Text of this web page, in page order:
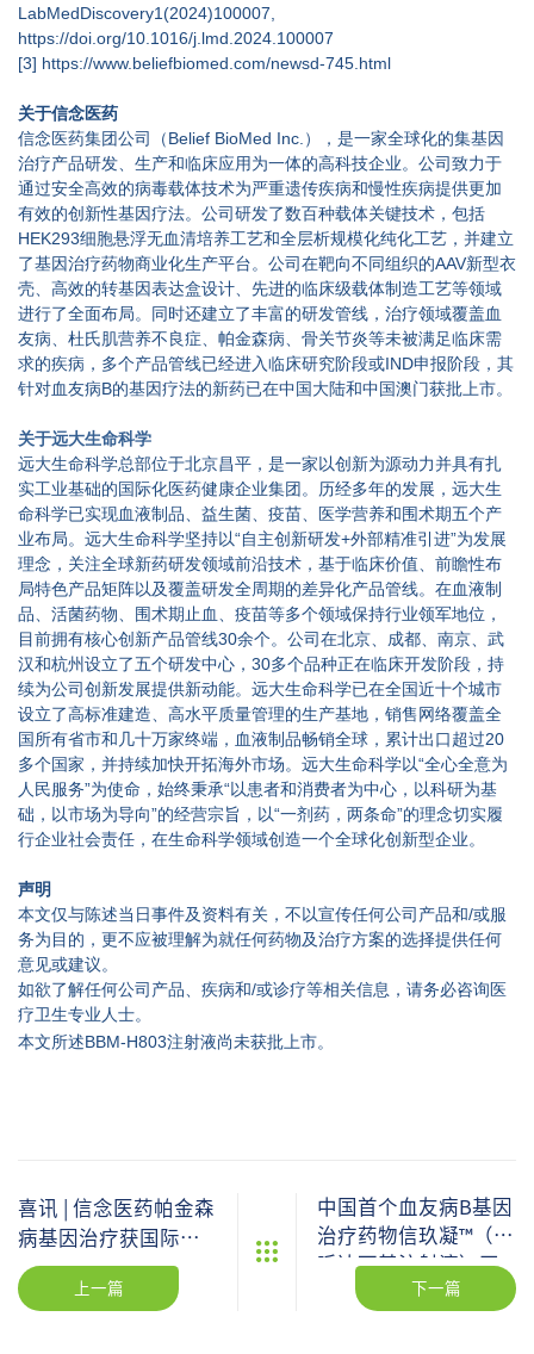
LabMedDiscovery1(2024)100007,
https://doi.org/10.1016/j.lmd.2024.100007
[3] https://www.beliefbiomed.com/newsd-745.html
关于信念医药
信念医药集团公司（Belief BioMed Inc.），是一家全球化的集基因
治疗产品研发、生产和临床应用为一体的高科技企业。公司致力于
通过安全高效的病毒载体技术为严重遗传疾病和慢性疾病提供更加
有效的创新性基因疗法。公司研发了数百种载体关键技术，包括
HEK293细胞悬浮无血清培养工艺和全层析规模化纯化工艺，并建立
了基因治疗药物商业化生产平台。公司在靶向不同组织的AAV新型衣
壳、高效的转基因表达盒设计、先进的临床级载体制造工艺等领域
进行了全面布局。同时还建立了丰富的研发管线，治疗领域覆盖血
友病、杜氏肌营养不良症、帕金森病、骨关节炎等未被满足临床需
求的疾病，多个产品管线已经进入临床研究阶段或IND申报阶段，其
针对血友病B的基因疗法的新药已在中国大陆和中国澳门获批上市。
关于远大生命科学
远大生命科学总部位于北京昌平，是一家以创新为源动力并具有扎
实工业基础的国际化医药健康企业集团。历经多年的发展，远大生
命科学已实现血液制品、益生菌、疫苗、医学营养和围术期五个产
业布局。远大生命科学坚持以“自主创新研发+外部精准引进”为发展
理念，关注全球新药研发领域前沿技术，基于临床价值、前瞻性布
局特色产品矩阵以及覆盖研发全周期的差异化产品管线。在血液制
品、活菌药物、围术期止血、疫苗等多个领域保持行业领军地位，
目前拥有核心创新产品管线30余个。公司在北京、成都、南京、武
汉和杭州设立了五个研发中心，30多个品种正在临床开发阶段，持
续为公司创新发展提供新动能。远大生命科学已在全国近十个城市
设立了高标准建造、高水平质量管理的生产基地，销售网络覆盖全
国所有省市和几十万家终端，血液制品畅销全球，累计出口超过20
多个国家，并持续加快开拓海外市场。远大生命科学以“全心全意为
人民服务”为使命，始终秉承“以患者和消费者为中心，以科研为基
础，以市场为导向”的经营宗旨，以“一剂药，两条命”的理念切实履
行企业社会责任，在生命科学领域创造一个全球化创新型企业。
声明
本文仅与陈述当日事件及资料有关，不以宣传任何公司产品和/或服
务为目的，更不应被理解为就任何药物及治疗方案的选择提供任何
意见或建议。
如欲了解任何公司产品、疾病和/或诊疗等相关信息，请务必咨询医
疗卫生专业人士。
本文所述BBM-H803注射液尚未获批上市。
喜讯 | 信念医药帕金森
病基因治疗获国际认
可！BBM-P002临床研
究论文在《Nature
上一篇
中国首个血友病B基因
治疗药物信玖凝™（波
哌达可基注射液）正
式在澳门获批
下一篇